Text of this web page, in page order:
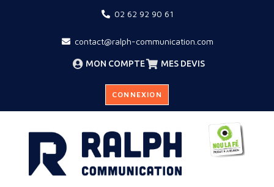
02 62 92 90 61
contact@ralph-communication.com
MON COMPTE MES DEVIS
CONNEXION